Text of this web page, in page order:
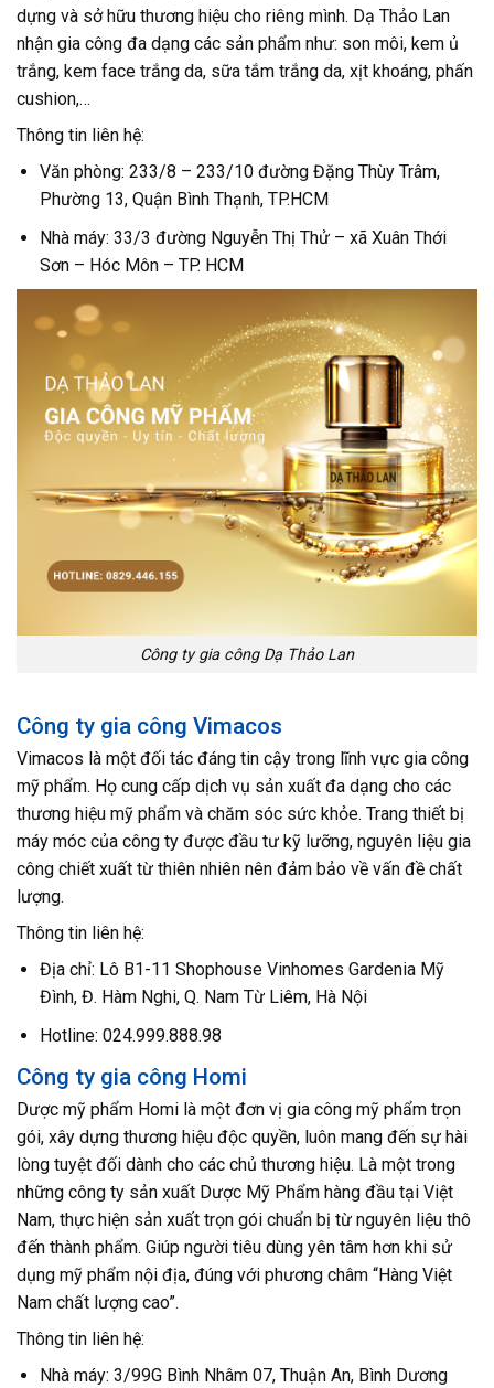
dựng và sở hữu thương hiệu cho riêng mình. Dạ Thảo Lan
nhận gia công đa dạng các sản phẩm như: son môi, kem ủ
trắng, kem face trắng da, sữa tắm trắng da, xịt khoáng, phấn
cushion,…
Thông tin liên hệ:
Văn phòng: 233/8 – 233/10 đường Đặng Thùy Trâm,
Phường 13, Quận Bình Thạnh, TP.HCM
Nhà máy: 33/3 đường Nguyễn Thị Thử – xã Xuân Thới
Sơn – Hóc Môn – TP. HCM
Công ty gia công Dạ Thảo Lan
Công ty gia công Vimacos
Vimacos là một đối tác đáng tin cậy trong lĩnh vực gia công
mỹ phẩm. Họ cung cấp dịch vụ sản xuất đa dạng cho các
thương hiệu mỹ phẩm và chăm sóc sức khỏe. Trang thiết bị
máy móc của công ty được đầu tư kỹ lưỡng, nguyên liệu gia
công chiết xuất từ thiên nhiên nên đảm bảo về vấn đề chất
lượng.
Thông tin liên hệ:
Địa chỉ: Lô B1-11 Shophouse Vinhomes Gardenia Mỹ
Đình, Đ. Hàm Nghi, Q. Nam Từ Liêm, Hà Nội
Hotline: 024.999.888.98
Công ty gia công Homi
Dược mỹ phẩm Homi là một đơn vị gia công mỹ phẩm trọn
gói, xây dựng thương hiệu độc quyền, luôn mang đến sự hài
lòng tuyệt đối dành cho các chủ thương hiệu. Là một trong
những công ty sản xuất Dược Mỹ Phẩm hàng đầu tại Việt
Nam, thực hiện sản xuất trọn gói chuẩn bị từ nguyên liệu thô
đến thành phẩm. Giúp người tiêu dùng yên tâm hơn khi sử
dụng mỹ phẩm nội địa, đúng với phương châm “Hàng Việt
Nam chất lượng cao”.
Thông tin liên hệ:
Nhà máy: 3/99G Bình Nhâm 07, Thuận An, Bình Dương